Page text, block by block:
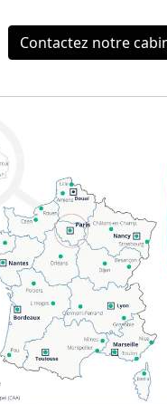
Contactez notre